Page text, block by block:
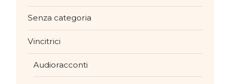
Senza categoria
Vincitrici
Audioracconti